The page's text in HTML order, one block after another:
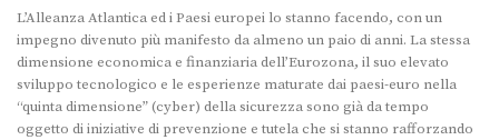
L’Alleanza Atlantica ed i Paesi europei lo stanno facendo, con un
impegno divenuto più manifesto da almeno un paio di anni. La stessa
dimensione economica e finanziaria dell’Eurozona, il suo elevato
sviluppo tecnologico e le esperienze maturate dai paesi-euro nella
“quinta dimensione” (cyber) della sicurezza sono già da tempo
oggetto di iniziative di prevenzione e tutela che si stanno rafforzando